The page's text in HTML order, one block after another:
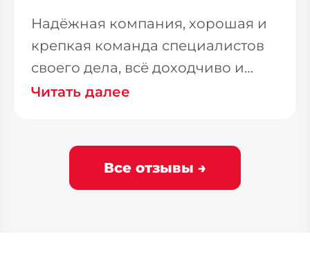
Надёжная компания, хорошая и
крепкая команда специалистов
своего дела, всё доходчиво и
терпеливо доносят до
Читать далее
Все отзывы →